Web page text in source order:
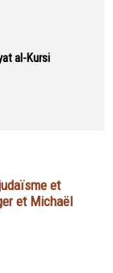
al-Kursi
et
et Michaël